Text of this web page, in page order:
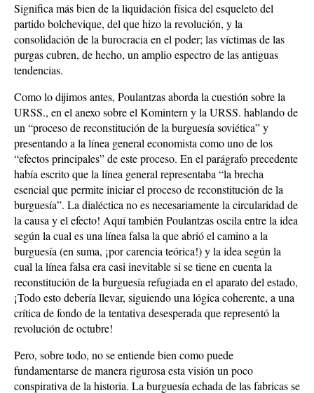
Significa más bien de la liquidación física del esqueleto del
partido bolchevique, del que hizo la revolución, y la
consolidación de la burocracia en el poder; las víctimas de las
purgas cubren, de hecho, un amplio espectro de las antiguas
tendencias.
Como lo dijimos antes, Poulantzas aborda la cuestión sobre la
URSS., en el anexo sobre el Komintern y la URSS. hablando de
un “proceso de reconstitución de la burguesía soviética” y
presentando a la línea general economista como uno de los
“efectos principales” de este proceso. En el parágrafo precedente
había escrito que la línea general representaba “la brecha
esencial que permite iniciar el proceso de reconstitución de la
burguesía”. La dialéctica no es necesariamente la circularidad de
la causa y el efecto! Aquí también Poulantzas oscila entre la idea
según la cual es una línea falsa la que abrió el camino a la
burguesía (en suma, ¡por carencia teórica!) y la idea según la
cual la línea falsa era casi inevitable si se tiene en cuenta la
reconstitución de la burguesía refugiada en el aparato del estado,
¡Todo esto debería llevar, siguiendo una lógica coherente, a una
crítica de fondo de la tentativa desesperada que representó la
revolución de octubre!
Pero, sobre todo, no se entiende bien como puede
fundamentarse de manera rigurosa esta visión un poco
conspirativa de la historia. La burguesía echada de las fabricas se